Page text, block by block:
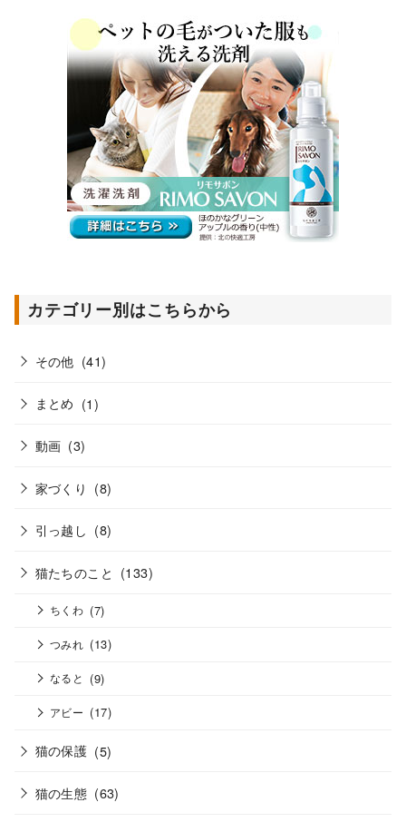
カテゴリー別はこちらから
その他 (41)
まとめ (1)
動画 (3)
家づくり (8)
引っ越し (8)
猫たちのこと (133)
ちくわ (7)
つみれ (13)
なると (9)
アビー (17)
猫の保護 (5)
猫の生態 (63)